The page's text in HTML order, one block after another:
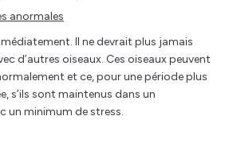
anormales
Il ne devrait plus jamais
d’autres oiseaux. Ces oiseaux peuvent
et ce, pour une période plus
s’ils sont maintenus dans un
un minimum de stress.